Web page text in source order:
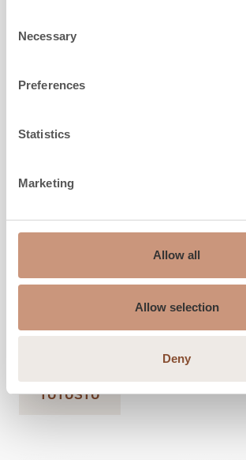
Selection
Necessary
Preferences
Statistics
Marketing
Allow all
Allow selection
Deny
Kinos
Paino
TUTUSTU